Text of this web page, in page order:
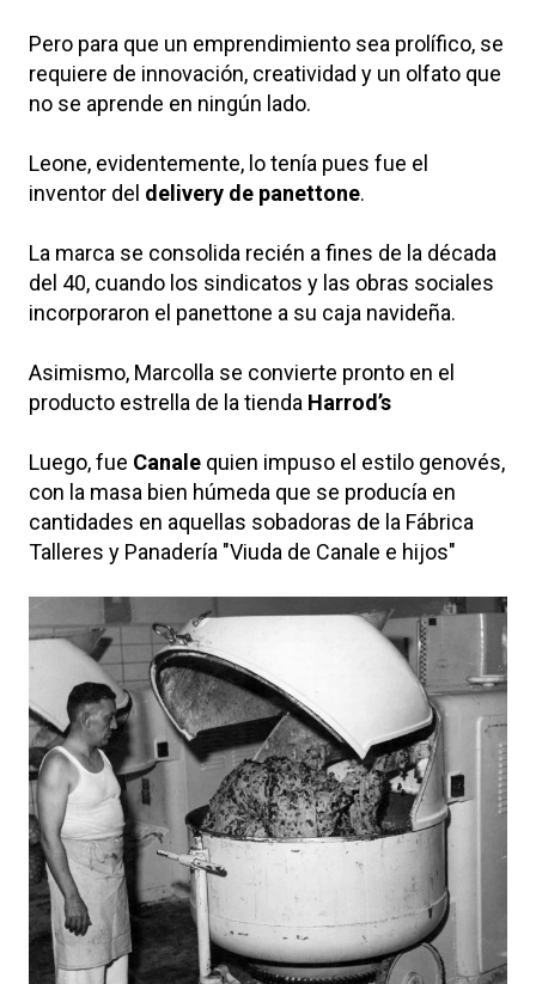
Pero para que un emprendimiento sea prolífico, se
requiere de innovación, creatividad y un olfato que
no se aprende en ningún lado.
Leone, evidentemente, lo tenía pues fue el
inventor del delivery de panettone.
La marca se consolida recién a fines de la década
del 40, cuando los sindicatos y las obras sociales
incorporaron el panettone a su caja navideña.
Asimismo, Marcolla se convierte pronto en el
producto estrella de la tienda Harrod’s
Luego, fue Canale quien impuso el estilo genovés,
con la masa bien húmeda que se producía en
cantidades en aquellas sobadoras de la Fábrica
Talleres y Panadería "Viuda de Canale e hijos"